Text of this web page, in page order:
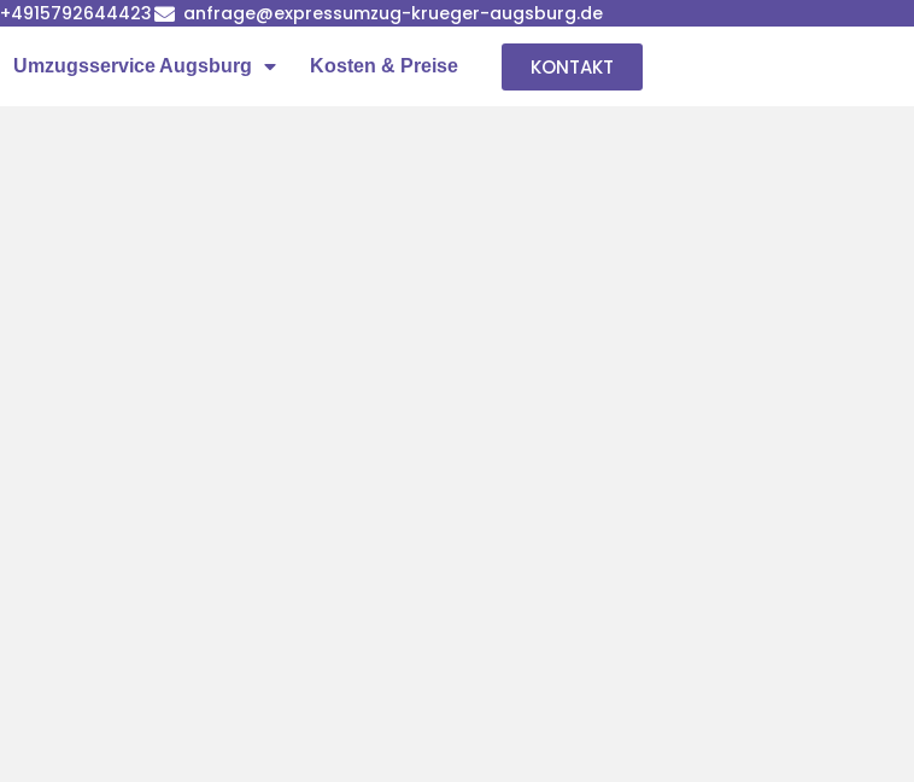
+4915792644423 anfrage@expressumzug-krueger-augsburg.de
Umzugsservice Augsburg Kosten & Preise KONTAKT